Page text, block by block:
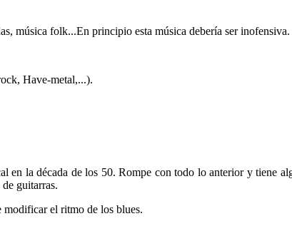
música folk...En principio esta música debería ser inofensiva.
Have-metal,...).
en la década de los 50. Rompe con todo lo anterior y tiene
guitarras.
modificar el ritmo de los blues.